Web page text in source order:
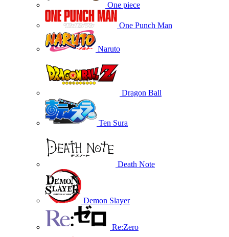
One piece
One Punch Man
Naruto
Dragon Ball
Ten Sura
Death Note
Demon Slayer
Re:Zero